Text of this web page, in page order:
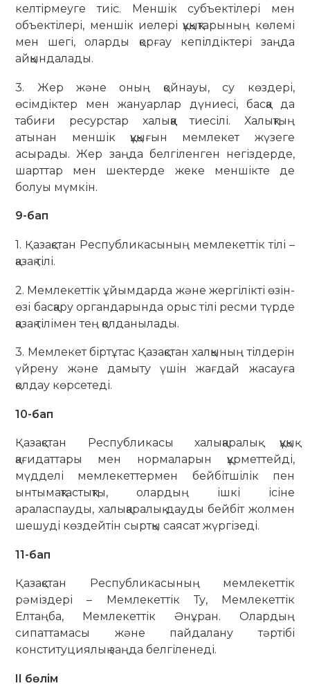
келтірмеуге тиіс. Меншік субъектілері мен
объектілері, меншік иелері құқықтарының көлемі
мен шегі, оларды қорғау кепілдіктері заңда
айқындалады.
3. Жер жəне оның қойнауы, су көздері,
өсімдіктер мен жануарлар дүниесі, басқа да
табиғи ресурстар халыққа тиесілі. Халықтың
атынан меншік құқығын мемлекет жүзеге
асырады. Жер заңда белгіленген негіздерде,
шарттар мен шектерде жеке меншікте де
болуы мүмкін.
9-бап
1. Қазақстан Республикасының мемлекеттік тілі –
қазақ тілі.
2. Мемлекеттік ұйымдарда және жергілікті өзін-
өзі басқару органдарында орыс тілі ресми түрде
қазақ тілімен тең қолданылады.
3. Мемлекет біртұтас Қазақстан халқының тілдерін
үйрену және дамыту үшін жағдай жасауға
қолдау көрсетеді.
10-бап
Қазақстан Республикасы халықаралық құқық
қағидаттары мен нормаларын құрметтейді,
мүдделі мемлекеттермен бейбітшілік пен
ынтымақтастықты, олардың ішкі ісіне
араласпауды, халықаралық дауды бейбіт жолмен
шешуді көздейтін сыртқы саясат жүргізеді.
11-бап
Қазақстан Республикасының мемлекеттік
рәміздері – Мемлекеттік Ту, Мемлекеттік
Елтаңба, Мемлекеттік Әнұран. Олардың
сипаттамасы және пайдалану тәртібі
конституциялық заңда белгіленеді.
II бөлім